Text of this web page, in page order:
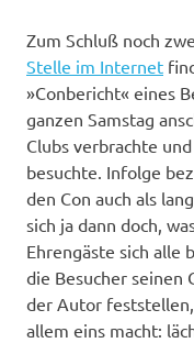
Zum Schluß noch
Stelle im Internet
»Conbericht« eines
ganzen Samstag
Clubs verbrachte
besuchte. Infolge
den Con auch als
sich ja dann doch,
Ehrengäste sich alle
die Besucher seinen
der Autor
allem eins macht: